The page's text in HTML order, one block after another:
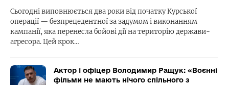
Сьогодні виповнюється два роки від початку Курської
операції — безпрецедентної за задумом і виконанням
кампанії, яка перенесла бойові дії на територію держави-
агресора. Цей крок…
Актор і офіцер Володимир Ращук: «Воєнні
фільми не мають нічого спільного з